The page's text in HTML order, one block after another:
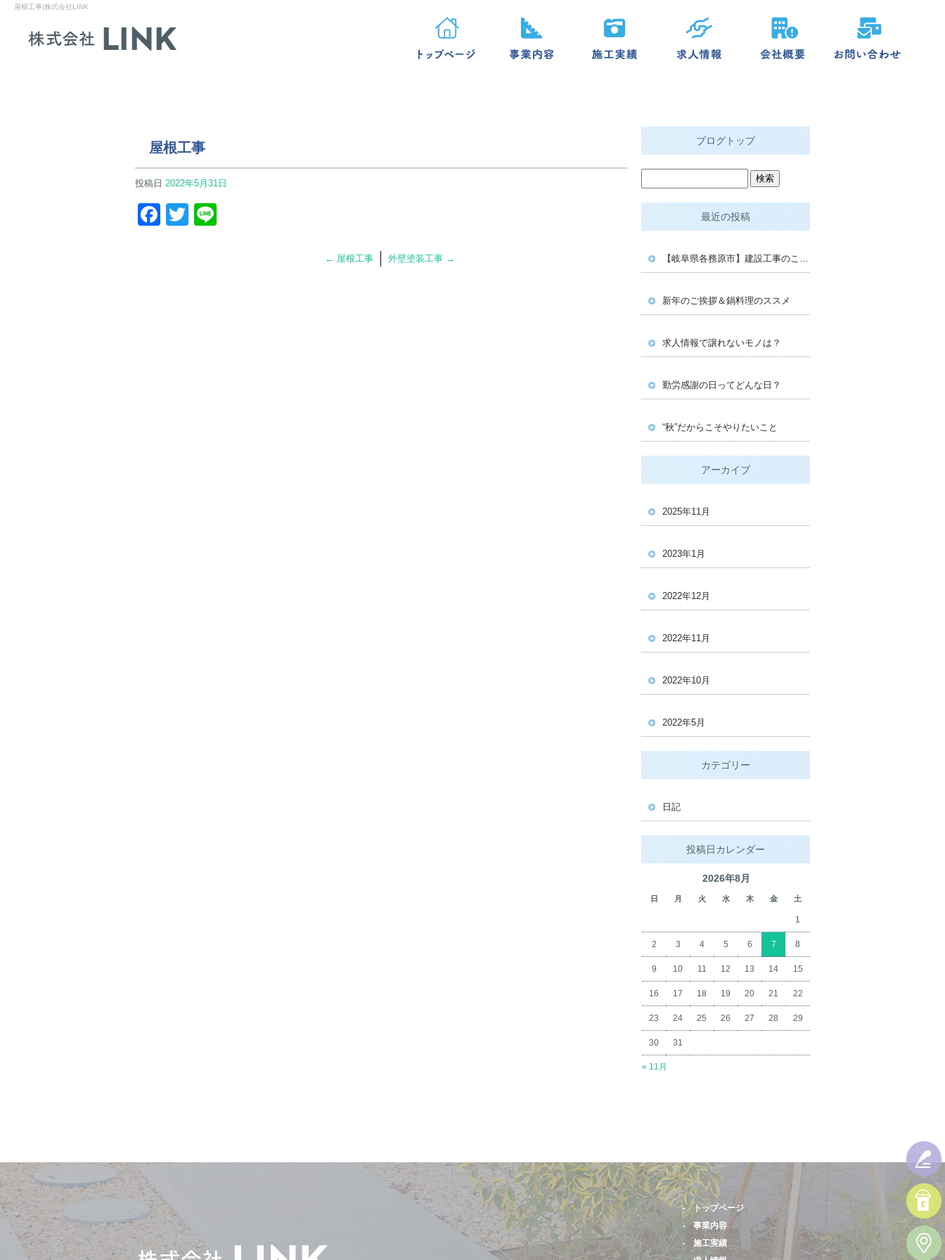
屋根工事|株式会社LINK
屋根工事
投稿日 2022年5月31日
Facebook
Twitter
← 屋根工事 外壁塗装工事 →
ブログトップ
最近の投稿
【岐阜県各務原市】建設工事のことなら株式会社LINKへ｜安心と満足をお届けします
新年のご挨拶＆鍋料理のススメ
求人情報で譲れないモノは？
勤労感謝の日ってどんな日？
“秋”だからこそやりたいこと
アーカイブ
2025年11月
2023年1月
2022年12月
2022年11月
2022年10月
2022年5月
カテゴリー
日記
投稿日カレンダー
2026年8月
日 月 火 水 木 金 土
« 11月
1
2 3 4 5 6 7 8
9 10 11 12 13 14 15
16 17 18 19 20 21 22
23 24 25 26 27 28 29
30 31
トップページ
事業内容
施工実績